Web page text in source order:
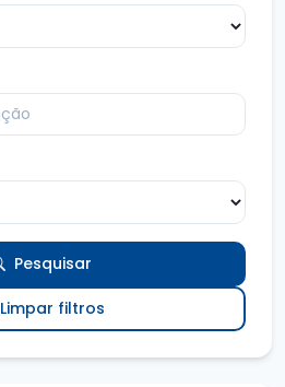
Pesquisar
Limpar filtros